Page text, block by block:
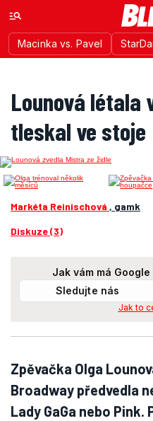
Macinka vs. Pavel
Lounová létala
tleskal ve stoje
Markéta Reinischová , gamk
Diskuze (3)
Jak vám má
Sledujte nás
Jak to
Zpěvačka Olga
Broadway předvedla
Lady GaGa nebo